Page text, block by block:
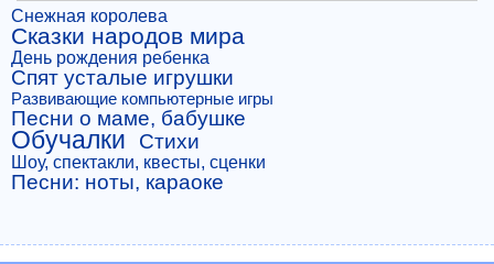
Снежная королева
Сказки народов мира
День рождения ребенка
Спят усталые игрушки
Развивающие компьютерные игры
Песни о маме, бабушке
Обучалки Стихи
Шоу, спектакли, квесты, сценки
Песни: ноты, караоке